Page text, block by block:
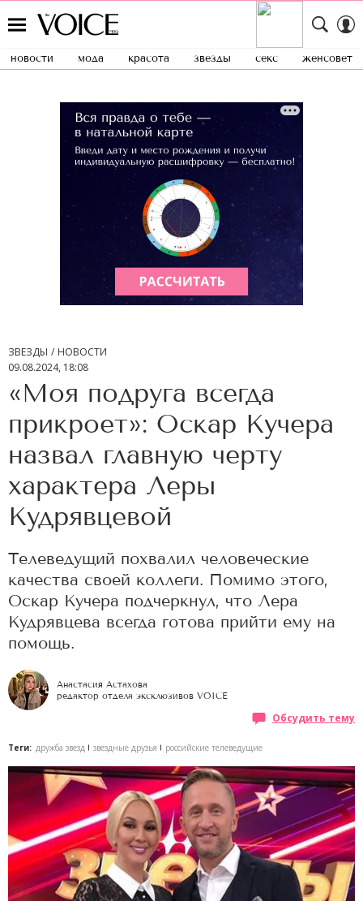
новости мода красота звезды секс женсовет
ЗВЕЗДЫ
НОВОСТИ
09.08.2024, 18:08
«Моя подруга всегда
прикроет»: Оскар Кучера
назвал главную черту
характера Леры
Кудрявцевой
Телеведущий похвалил человеческие
качества своей коллеги. Помимо этого,
Оскар Кучера подчеркнул, что Лера
Кудрявцева всегда готова прийти ему на
помощь.
Анастасия Астахова
редактор отдела эксклюзивов VOICE
Обсудить тему
Теги: дружба звезд звездные друзья российские телеведущие